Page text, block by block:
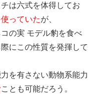
は六式を体得してお
っていたが、
の実 モデル豹を食べ
にこの性質を発揮して
を有さない動物系能力
ことも可能だろう。